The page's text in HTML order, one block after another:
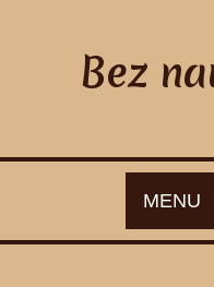
Bez
MENU